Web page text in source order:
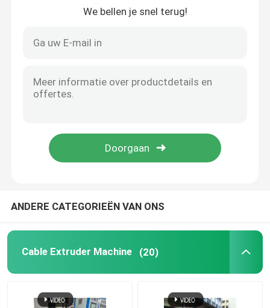
Neem contact met ons op
Kabel-extrusielijn
We bellen je snel terug!
ANDERE CATEGORIEËN VAN ONS
Cable Extruder Machine (20)